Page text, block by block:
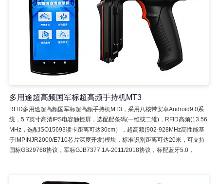
多用途超高频国军标超高频手持机MT3
RFID多用途超高频国军标超高频手持机MT3，采用八核带安卓Android9.0系
统，5.7英寸高清IPS电容触控屏，选配配条码(一维或二维)，RFID高频(13.56
MHz，选配ISO15693读卡距离可达30cm），超高频(902-928MHz高性能基
于IMPINJR2000/E710芯片深度开发)模块，标准识别距离可达20米，可支持
国标GB29768协议，军标GJB7377.1A-2011/2018协议，标配蓝牙5.0，